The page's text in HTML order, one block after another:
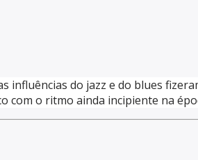
do jazz e do blues
com o ritmo ainda incipiente na